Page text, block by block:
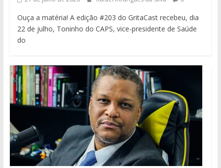
Ouça a matéria! A edição #203 do GritaCast recebeu, dia
22 de julho, Toninho do CAPS, vice-presidente de Saúde
do